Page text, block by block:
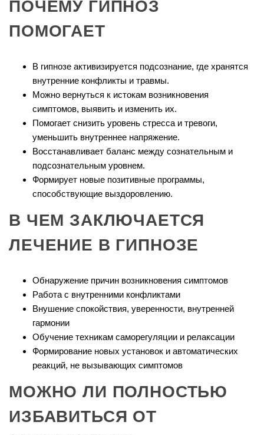
ПОЧЕМУ ГИПНОЗ
ПОМОГАЕТ
В гипнозе активизируется подсознание, где хранятся
внутренние конфликты и травмы.
Можно вернуться к истокам возникновения
симптомов, выявить и изменить их.
Помогает снизить уровень стресса и тревоги,
уменьшить внутреннее напряжение.
Восстанавливает баланс между сознательным и
подсознательным уровнем.
Формирует новые позитивные программы,
способствующие выздоровлению.
В ЧЕМ ЗАКЛЮЧАЕТСЯ
ЛЕЧЕНИЕ В ГИПНОЗЕ
Обнаружение причин возникновения симптомов
Работа с внутренними конфликтами
Внушение спокойствия, уверенности, внутренней
гармонии
Обучение техникам саморегуляции и релаксации
Формирование новых установок и автоматических
реакций, не вызывающих симптомов
МОЖНО ЛИ ПОЛНОСТЬЮ
ИЗБАВИТЬСЯ ОТ